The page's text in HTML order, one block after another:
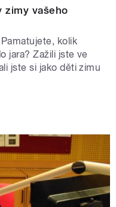
zimy vašeho
kolik
jara? Zažili jste ve
jste si jako děti zimu